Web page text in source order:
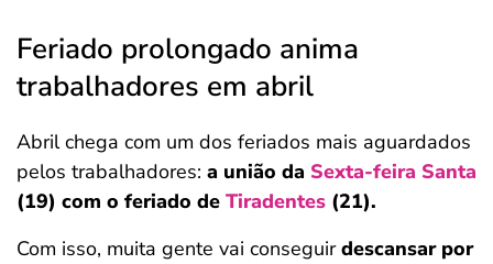
Feriado prolongado anima
trabalhadores em abril
Abril chega com um dos feriados mais aguardados
pelos trabalhadores: a união da Sexta-feira Santa
(19) com o feriado de Tiradentes (21).
Com isso, muita gente vai conseguirdescansar por